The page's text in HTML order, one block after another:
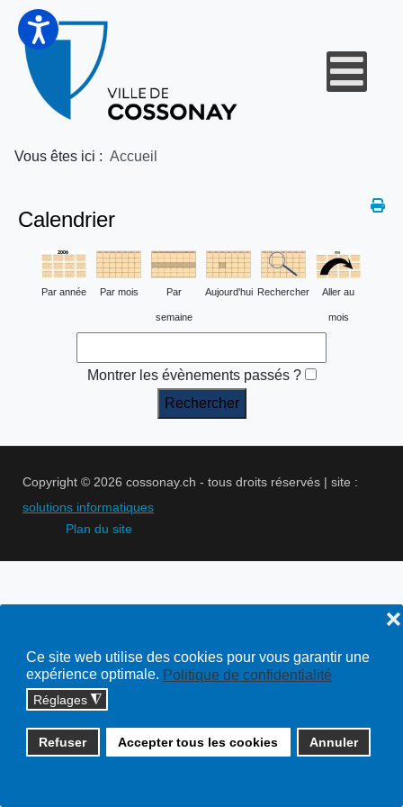
Ce site web utilise des cookies pour vous garantir une
expérience optimale. Politique de confidentialité
Réglages ◮
Refuser Accepter tous les cookies Annuler
❌
Vous êtes ici : Accueil
Calendrier
Par année Par mois Par
semaine
Aujourd'hui Rechercher Aller au
mois
Montrer les évènements passés ?
Copyright © 2026 cossonay.ch - tous droits réservés | site :
solutions informatiques
Plan du site